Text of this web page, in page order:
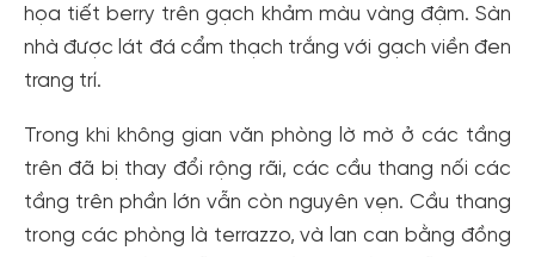
họa tiết berry trên gạch khảm màu vàng đậm. Sàn
nhà được lát đá cẩm thạch trắng với gạch viền đen
trang trí.
Trong khi không gian văn phòng lờ mờ ở các tầng
trên đã bị thay đổi rộng rãi, các cầu thang nối các
tầng trên phần lớn vẫn còn nguyên vẹn. Cầu thang
trong các phòng là terrazzo, và lan can bằng đồng